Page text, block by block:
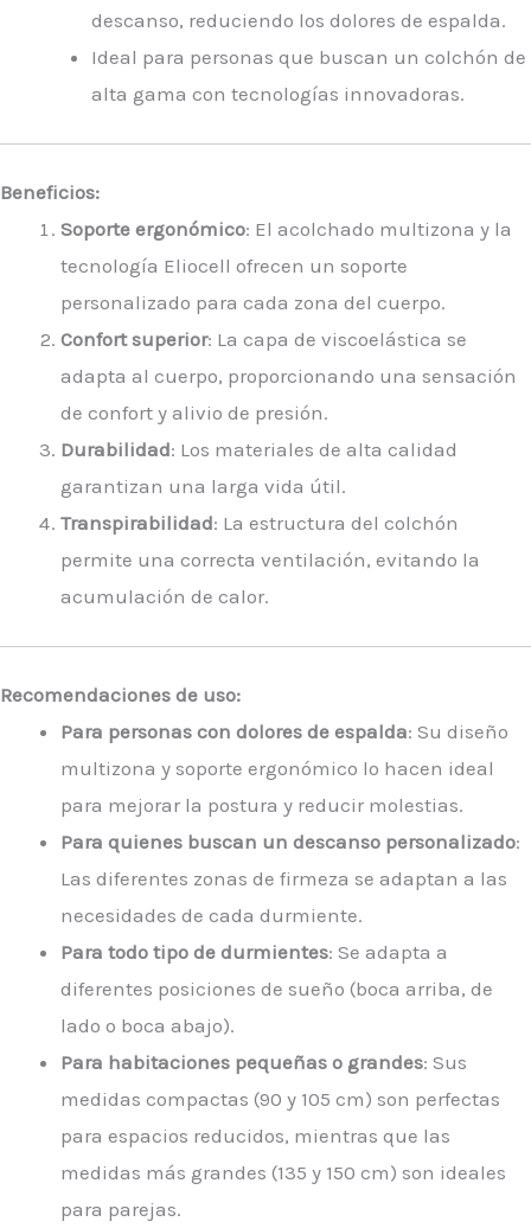
descanso, reduciendo los dolores de espalda.
Ideal para personas que buscan un colchón de
alta gama con tecnologías innovadoras.
Beneficios:
Soporte ergonómico: El acolchado multizona y la
tecnología Eliocell ofrecen un soporte
personalizado para cada zona del cuerpo.
Confort superior: La capa de viscoelástica se
adapta al cuerpo, proporcionando una sensación
de confort y alivio de presión.
Durabilidad: Los materiales de alta calidad
garantizan una larga vida útil.
Transpirabilidad: La estructura del colchón
permite una correcta ventilación, evitando la
acumulación de calor.
Recomendaciones de uso:
Para personas con dolores de espalda: Su diseño
multizona y soporte ergonómico lo hacen ideal
para mejorar la postura y reducir molestias.
Para quienes buscan un descanso personalizado:
Las diferentes zonas de firmeza se adaptan a las
necesidades de cada durmiente.
Para todo tipo de durmientes: Se adapta a
diferentes posiciones de sueño (boca arriba, de
lado o boca abajo).
Para habitaciones pequeñas o grandes: Sus
medidas compactas (90 y 105 cm) son perfectas
para espacios reducidos, mientras que las
medidas más grandes (135 y 150 cm) son ideales
para parejas.